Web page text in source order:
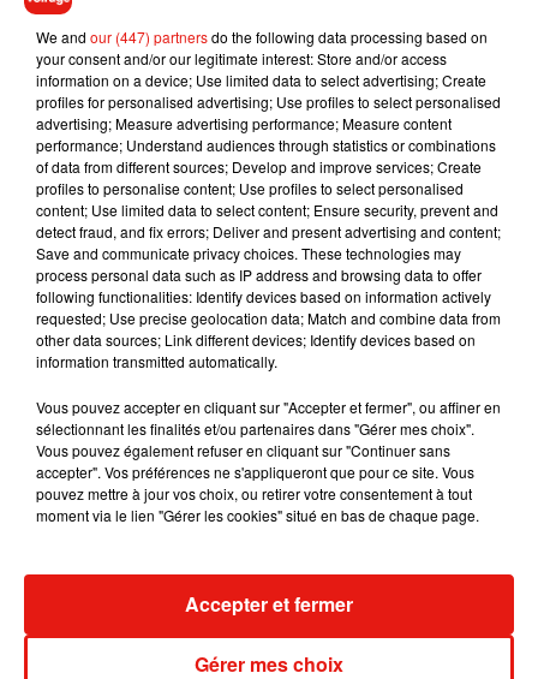
leur téléphone !!
-Un mot de football avec la nouvelle victoire des bleus dans
leur campagne de qualification au mondial 2018. Succès 1-0
aux Pays Bas. La France est en tête de son groupe avec la
Suède, qu’elle affrontera le 11 novembre prochain à St Denis
au Stade de France.
Ecouter L'essentiel de l'actu 11/10/2016 9h
Musique
7 août 2026
Angèle et Amélie Lens dévoilent leur
collaboration tant attendue
6 août 2026
Il y a 10 ans, DJ Snake changeait de
dimension avec son premier...
We and our (447) partnersdo the following data processing based on
your consent and/or our legitimate interest: Store and/or access
information on a device; Use limited data to select advertising; Create
profiles for personalised advertising; Use profiles to select personalised
advertising; Measure advertising performance; Measure content
performance; Understand audiences through statistics or combinations
of data from different sources; Develop and improve services; Create
profiles to personalise content; Use profiles to select personalised
content; Use limited data to select content; Ensure security, prevent and
detect fraud, and fix errors; Deliver and present advertising and content;
Save and communicate privacy choices. These technologies may
process personal data such as IP address and browsing data to offer
following functionalities: Identify devices based on information actively
requested; Use precise geolocation data; Match and combine data from
other data sources; Link different devices; Identify devices based on
information transmitted automatically.
Vous pouvez accepter en cliquant sur "Accepter et fermer", ou affiner en
sélectionnant les finalités et/ou partenaires dans "Gérer mes choix".
Vous pouvez également refuser en cliquant sur "Continuer sans
accepter". Vos préférences ne s'appliqueront que pour ce site. Vous
pouvez mettre à jour vos choix, ou retirer votre consentement à tout
moment via le lien "Gérer les cookies" situé en bas de chaque page.
Gérer mes choix
Accepter et fermer